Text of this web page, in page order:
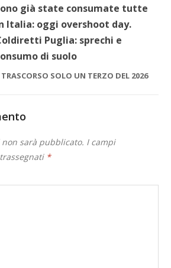
già state consumate tutte
Italia: oggi overshoot day.
Puglia: sprechi e
di suolo
TRASCORSO SOLO UN TERZO DEL 2026
sarà pubblicato. I campi
*